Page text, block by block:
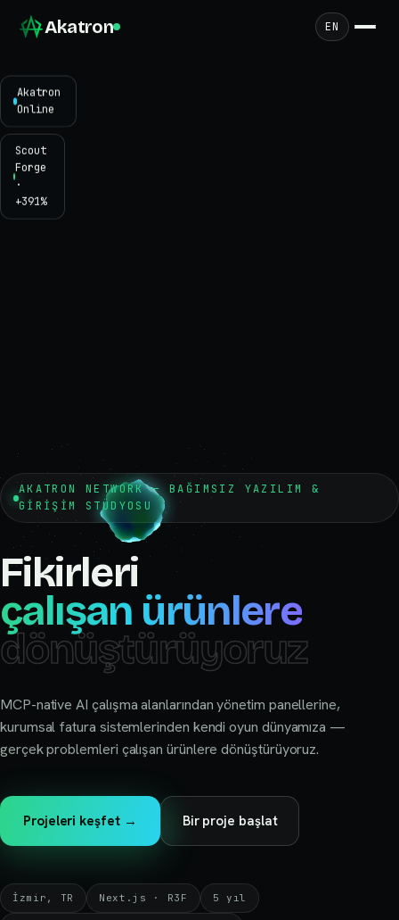
Akatron EN
AKATRON NETWORK — BAĞIMSIZ YAZILIM &
GIRIŞIM STÜDYOSU
Fikirleri
çalışan ürünlere
dönüştürüyoruz
MCP-native AI çalışma alanlarından yönetim panellerine,
kurumsal fatura sistemlerinden kendi oyun dünyamıza —
gerçek problemleri çalışan ürünlere dönüştürüyoruz.
Projeleri keşfet→ Bir proje başlat
İzmir, TR Next.js · R3F 5 yıl
Scout
Forge
·
+391%
Akatron
Online